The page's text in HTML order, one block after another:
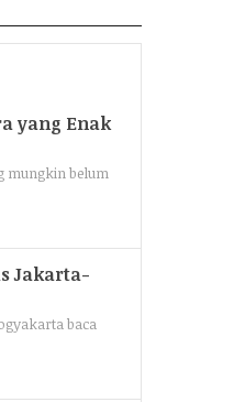
yang Enak
mungkin belum
Jakarta-
baca